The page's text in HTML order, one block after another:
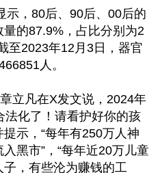
示，80后、90后、00后的
的87.9%，占比分别为2
至2023年12月3日，器官
人。
立凡在X发文说，2024年
法化了！请看护好你的孩
示，“每年有250万人神
黑市”，“每年近20万儿童
，有些沦为赚钱的工